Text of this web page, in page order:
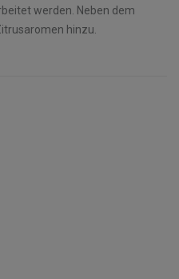
werden. Neben dem
hinzu.